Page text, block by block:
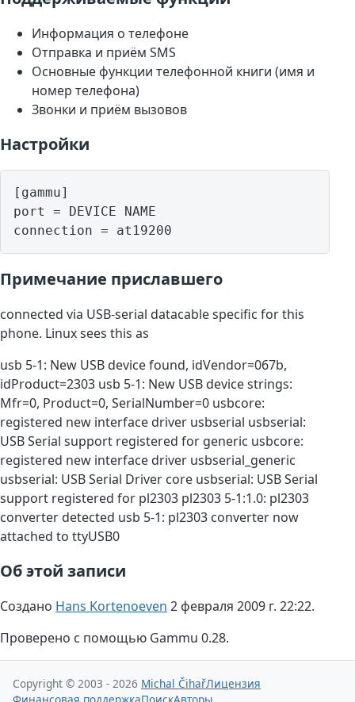
Информация о телефоне
Отправка и приём SMS
Основные функции телефонной книги (имя и
номер телефона)
Звонки и приём вызовов
Настройки
[gammu]
port = DEVICE NAME
Примечание приславшего
connected via USB-serial datacable specific for this
phone. Linux sees this as
usb 5-1: New USB device found, idVendor=067b,
idProduct=2303 usb 5-1: New USB device strings:
Mfr=0, Product=0, SerialNumber=0 usbcore:
registered new interface driver usbserial usbserial:
USB Serial support registered for generic usbcore:
registered new interface driver usbserial_generic
usbserial: USB Serial Driver core usbserial: USB Serial
support registered for pl2303 pl2303 5-1:1.0: pl2303
converter detected usb 5-1: pl2303 converter now
attached to ttyUSB0
Об этой записи
Создано Hans Kortenoeven 2 февраля 2009 г. 22:22.
Проверено с помощью Gammu 0.28.
Copyright © 2003 - 2026 Michal ČihařЛицензия